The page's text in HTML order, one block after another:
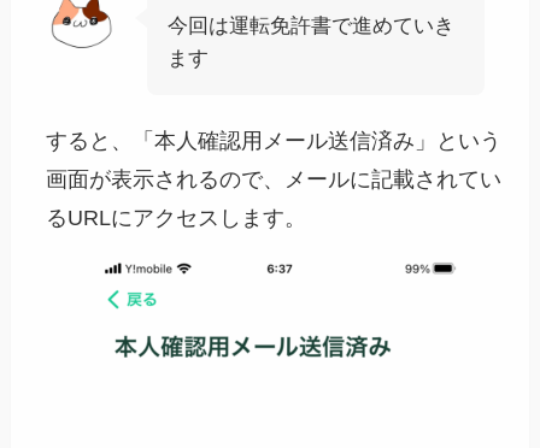
今回は運転免許書で進めていき
ます
すると、「本人確認用メール送信済み」という
画面が表示されるので、メールに記載されてい
るURLにアクセスします。